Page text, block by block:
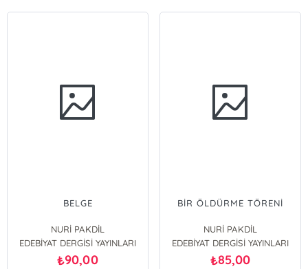
BELGE
NURİ PAKDİL
EDEBİYAT DERGİSİ YAYINLARI
₺90,00
BİR ÖLDÜRME TÖRENİ
NURİ PAKDİL
EDEBİYAT DERGİSİ YAYINLARI
₺85,00